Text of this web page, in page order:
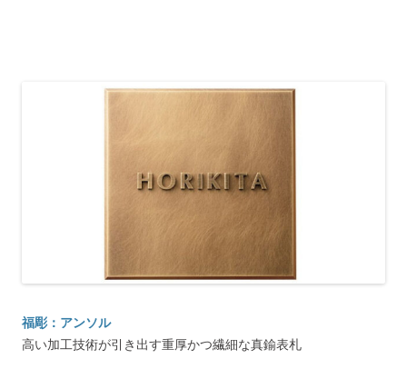
福彫：アンソル
高い加工技術が引き出す重厚かつ繊細な真鍮表札